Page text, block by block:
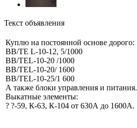
Текст объявления
Куплю на постоянной основе дорого:
BB/TE L-10-12, 5/1000
BB/TEL-10-20 /1000
BB/TEL-10-20/ 1600
BB/TEL-10-25/1 600
А также блоки управления и питания.
Выкатные элементы:
? ?-59, К-63, К-104 от 630А до 1600А.